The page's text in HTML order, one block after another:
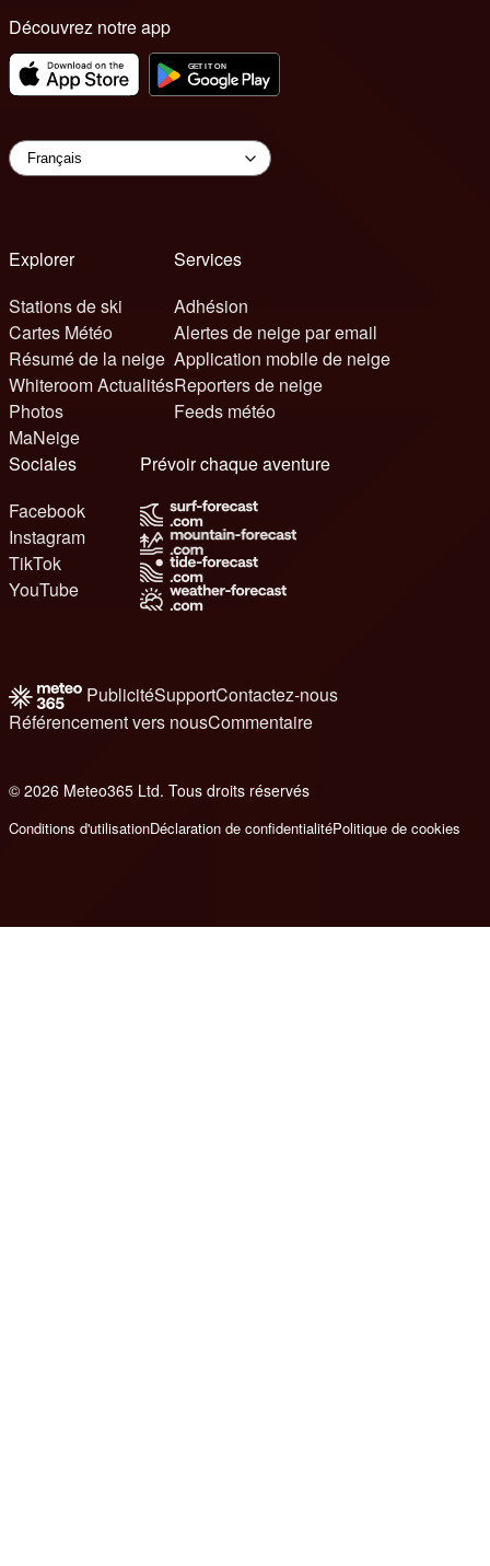
Découvrez notre app
Explorer
Stations de ski
Cartes Météo
Résumé de la neige
Whiteroom Actualités
Photos
MaNeige
Services
Adhésion
Alertes de neige par email
Application mobile de neige
Reporters de neige
Feeds météo
Sociales
Facebook
Instagram
TikTok
YouTube
Prévoir chaque aventure
PublicitéSupportContactez-nous
Référencement vers nousCommentaire
© 2026 Meteo365 Ltd. Tous droits réservés
Conditions d'utilisationDéclaration de confidentialitéPolitique de cookies